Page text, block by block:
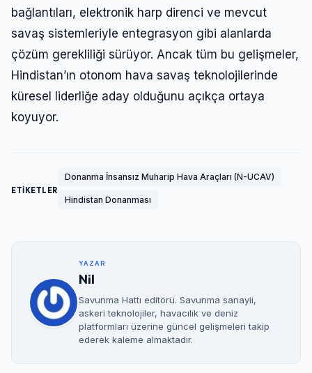
bağlantıları, elektronik harp direnci ve mevcut
savaş sistemleriyle entegrasyon gibi alanlarda
çözüm gerekliliği sürüyor. Ancak tüm bu gelişmeler,
Hindistan’ın otonom hava savaş teknolojilerinde
küresel liderliğe aday olduğunu açıkça ortaya
koyuyor.
ETİKETLER
Donanma İnsansız Muharip Hava Araçları (N-UCAV)
Hindistan Donanması
YAZAR
Nil
Savunma Hattı editörü. Savunma sanayii,
askeri teknolojiler, havacılık ve deniz
platformları üzerine güncel gelişmeleri takip
ederek kaleme almaktadır.